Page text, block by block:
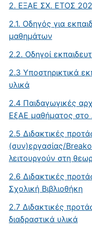
2. ΕΞΑΕ ΣΧ. ΕΤΟΣ
2.1. Οδηγός για
μαθημάτων
2.2. Οδηγοί
2.3 Υποστηρικτικά
υλικά
2.4 Παιδαγωγικές
ΕξΑΕ μαθήματος στο
2.5 Διδακτικές
(συν)εργασίας/
λειτουργούν στη
2.6 Διδακτικές
Σχολική Βιβλιοθήκη
2.7 Διδακτικές
διαδραστικά υλικά